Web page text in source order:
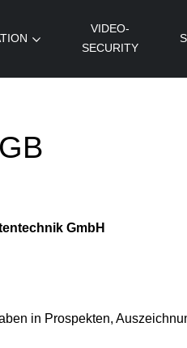
VIDEO-
SECURITY
GmbH
in Prospekten,